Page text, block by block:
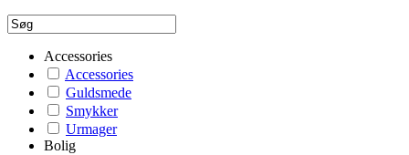
Accessories
Accessories
Guldsmede
Smykker
Urmager
Bolig